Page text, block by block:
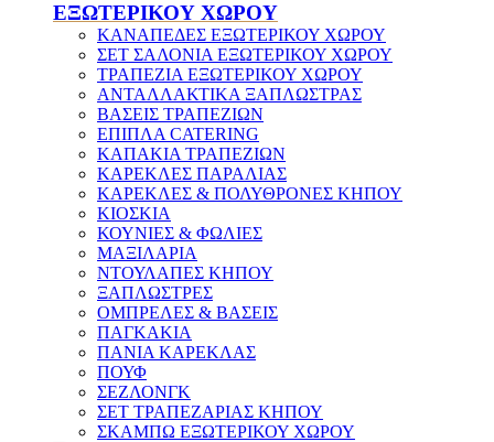
ΕΞΩΤΕΡΙΚΟΥ ΧΩΡΟΥ
ΚΑΝΑΠΕΔΕΣ ΕΞΩΤΕΡΙΚΟΥ ΧΩΡΟΥ
ΣΕΤ ΣΑΛΟΝΙΑ ΕΞΩΤΕΡΙΚΟΥ ΧΩΡΟΥ
ΤΡΑΠΕΖΙΑ ΕΞΩΤΕΡΙΚΟΥ ΧΩΡΟΥ
ΑΝΤΑΛΛΑΚΤΙΚΑ ΞΑΠΛΩΣΤΡΑΣ
ΒΑΣΕΙΣ ΤΡΑΠΕΖΙΩΝ
ΕΠΙΠΛΑ CATERING
ΚΑΠΑΚΙΑ ΤΡΑΠΕΖΙΩΝ
ΚΑΡΕΚΛΕΣ ΠΑΡΑΛΙΑΣ
ΚΑΡΕΚΛΕΣ & ΠΟΛΥΘΡΟΝΕΣ ΚΗΠΟΥ
ΚΙΟΣΚΙΑ
ΚΟΥΝΙΕΣ & ΦΩΛΙΕΣ
ΜΑΞΙΛΑΡΙΑ
ΝΤΟΥΛΑΠΕΣ ΚΗΠΟΥ
ΞΑΠΛΩΣΤΡΕΣ
ΟΜΠΡΕΛΕΣ & ΒΑΣΕΙΣ
ΠΑΓΚΑΚΙΑ
ΠΑΝΙΑ ΚΑΡΕΚΛΑΣ
ΠΟΥΦ
ΣΕΖΛΟΝΓΚ
ΣΕΤ ΤΡΑΠΕΖΑΡΙΑΣ ΚΗΠΟΥ
ΣΚΑΜΠΩ ΕΞΩΤΕΡΙΚΟΥ ΧΩΡΟΥ